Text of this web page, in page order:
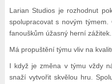
Larian Studios je rozhodnut
spolupracovat s novým
fanouškům úžasný herní zážitek.
Má propuštění týmu vliv na
I když je změna v týmu vždy
snaží vytvořit skvělou hru.